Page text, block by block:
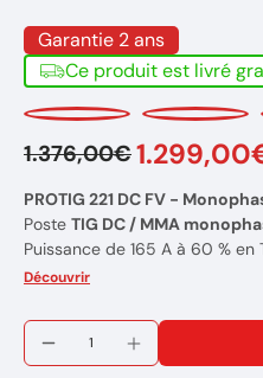
Garantie 2 ans
Ce produit est livré
1.376,00€
PROTIG 221 DC FV -
Poste TIG DC / MMA
Puissance de 165 A à 60 % en
Puissance de 135 A à 60% en
Mode pulsépour TIG et MMA
Livré sans accessoires
Poids : 11 Kg
Découvrir